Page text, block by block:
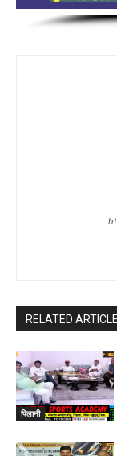
RELATED
पिलानी